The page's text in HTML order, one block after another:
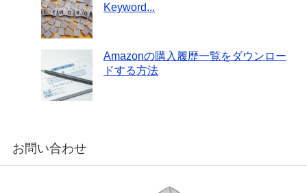
Keyword...
Amazonの購入履歴一覧をダウンロー
ドする方法
お問い合わせ